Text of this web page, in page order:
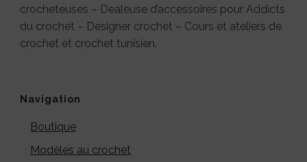
crocheteuses – Dealeuse d’accessoires pour Addicts
du crochet – Designer crochet – Cours et ateliers de
crochet et crochet tunisien.
Navigation
Boutique
Modèles au crochet